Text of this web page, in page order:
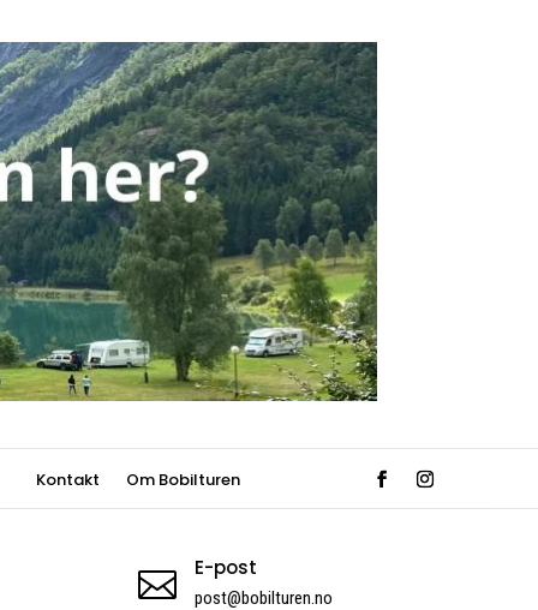
Kontakt Om Bobilturen
 E-post
post@bobilturen.no